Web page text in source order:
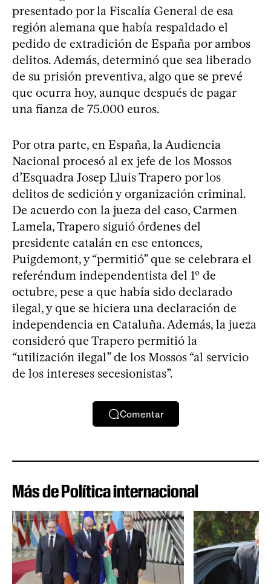
presentado por la Fiscalía General de esa
región alemana que había respaldado el
pedido de extradición de España por ambos
delitos. Además, determinó que sea liberado
de su prisión preventiva, algo que se prevé
que ocurra hoy, aunque después de pagar
una fianza de 75.000 euros.
Por otra parte, en España, la Audiencia
Nacional procesó al ex jefe de los Mossos
d’Esquadra Josep Lluis Trapero por los
delitos de sedición y organización criminal.
De acuerdo con la jueza del caso, Carmen
Lamela, Trapero siguió órdenes del
presidente catalán en ese entonces,
Puigdemont, y “permitió” que se celebrara el
referéndum independentista del 1º de
octubre, pese a que había sido declarado
ilegal, y que se hiciera una declaración de
independencia en Cataluña. Además, la jueza
consideró que Trapero permitió la
“utilización ilegal” de los Mossos “al servicio
de los intereses secesionistas”.
Comentar
Más de Política internacional